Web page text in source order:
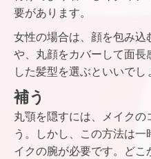
要があります。
女性の場合は、顔を包み込
や、丸顔をカバーして面
した髪型を選ぶといいでし
補う
丸顎を隠すには、メイクの
う。しかし、この方法は
イクの腕が必要です。どこ